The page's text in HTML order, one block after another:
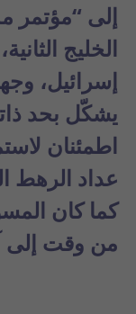
إلى “مؤتمر
الخليج
إسرائيل،
يشكّل بحد
اطمئنان
عداد الرهط
كما كان
من وقت إلى